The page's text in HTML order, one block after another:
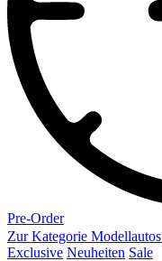
Pre-Order
Zur Kategorie Modellautos
Exclusive Neuheiten Sale